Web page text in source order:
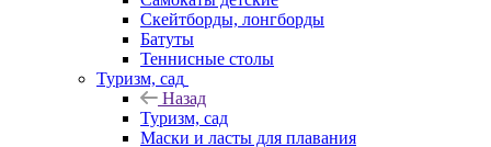
Скейтборды, лонгборды
Батуты
Теннисные столы
Туризм, сад
Назад
Туризм, сад
Маски и ласты для плавания